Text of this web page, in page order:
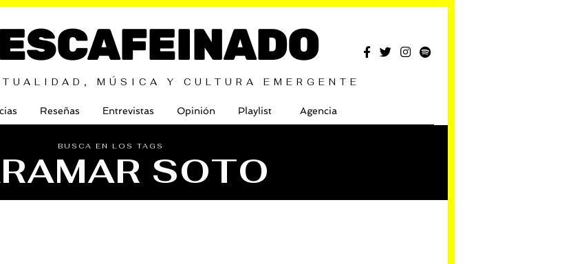
MÚSICA Y CULTURA EMERGENTE
Reseñas Entrevistas Opinión Playlist Agencia
BUSCA EN LOS TAGS
SOTO